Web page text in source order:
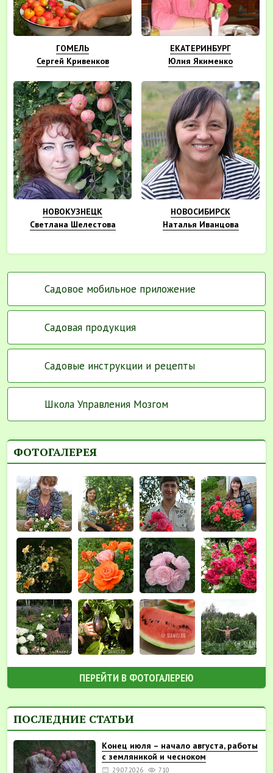
ГОМЕЛЬ
Сергей Кривенков
ЕКАТЕРИНБУРГ
Юлия Якименко
НОВОКУЗНЕЦК
Светлана Шелестова
НОВОСИБИРСК
Наталья Иванцова
Садовое мобильное приложение
Садовая продукция
Садовые инструкции и рецепты
Школа Управления Мозгом
ФОТОГАЛЕРЕЯ
ПЕРЕЙТИ В ФОТОГАЛЕРЕЮ
ПОСЛЕДНИЕ СТАТЬИ
Конец июля – начало августа, работы
с земляникой и чесноком
29.07.2026 710